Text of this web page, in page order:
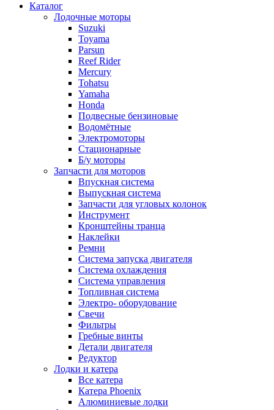
Каталог
Лодочные моторы
Suzuki
Toyama
Parsun
Reef Rider
Mercury
Tohatsu
Yamaha
Honda
Подвесные бензиновые
Водомётные
Электромоторы
Стационарные
Б/у моторы
Запчасти для моторов
Впускная система
Выпускная система
Запчасти для угловых колонок
Инструмент
Кронштейны транца
Наклейки
Ремни
Система запуска двигателя
Система охлаждения
Система управления
Топливная система
Электро- оборудование
Свечи
Фильтры
Гребные винты
Детали двигателя
Редуктор
Лодки и катера
Все катера
Катера Phoenix
Алюминиевые лодки